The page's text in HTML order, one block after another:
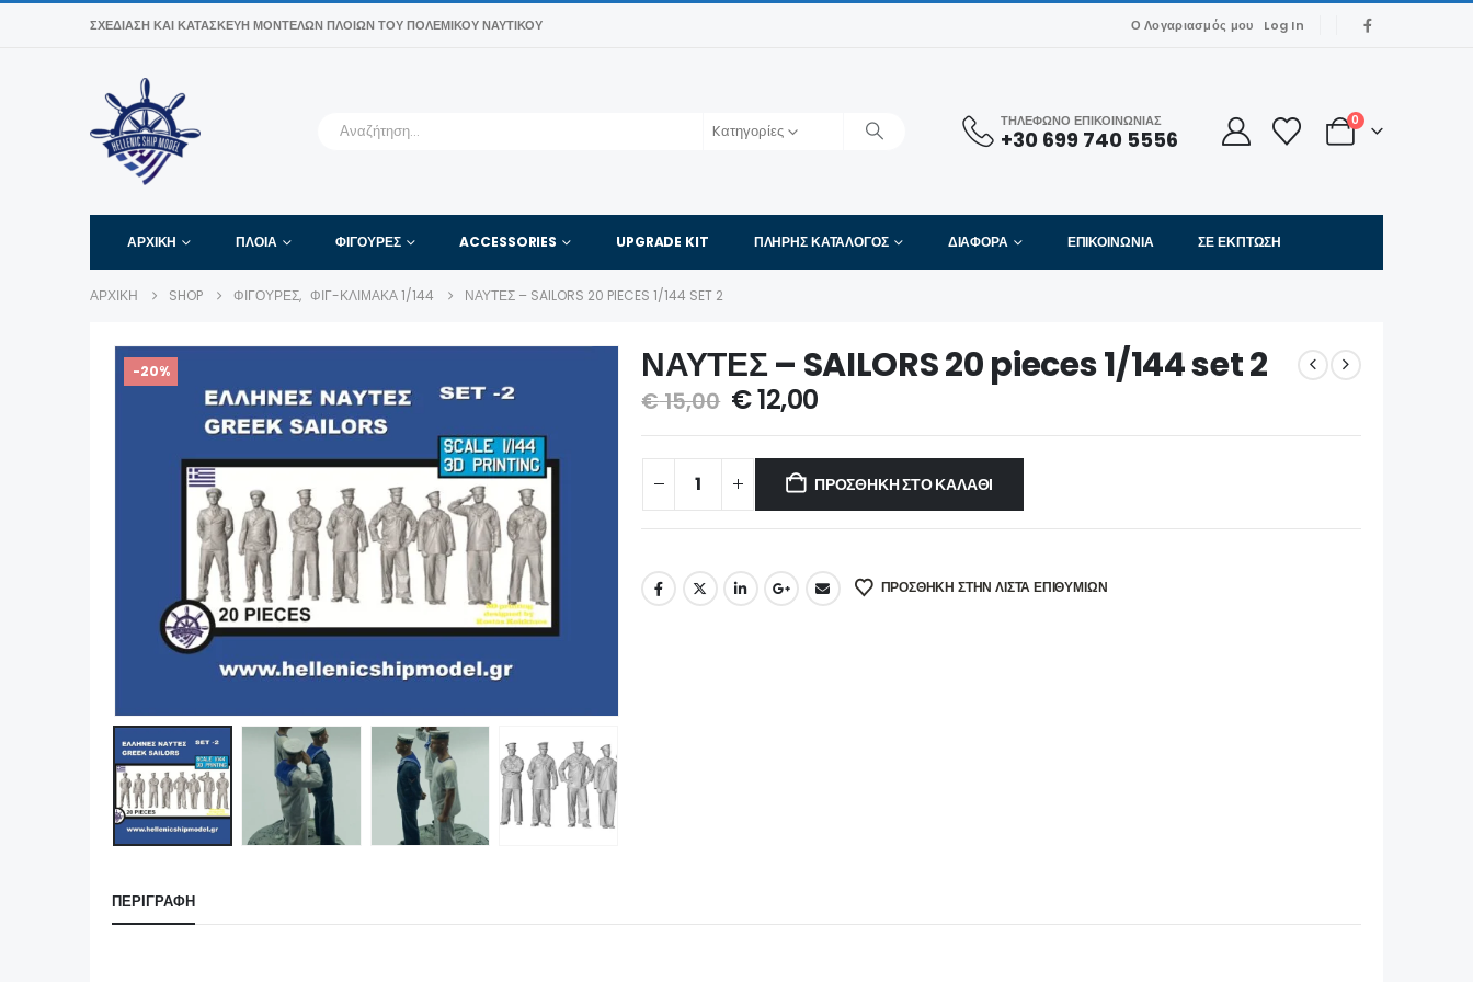
ΣΧΕΔΊΑΣΗ ΚΑΙ ΚΑΤΑΣΚΕΥΉ ΜΟΝΤΈΛΩΝ ΠΛΟΊΩΝ ΤΟΥ ΠΟΛΕΜΙΚΟΎ ΝΑΥΤΙΚΟΎ Ο Λογαριασμός μου Log In
Kατηγορίες ΤΗΛΕΦΩΝΟ ΕΠΙΚΟΙΝΩΝΙΑΣ
+30 699 740 5556
0
ΑΡΧΙΚΉ ΠΛΟΙΑ ΦΙΓΟΎΡΕΣ ACCESSORIES UPGRADE KIT ΠΛΉΡΗΣ ΚΑΤΆΛΟΓΟΣ ΔΙΑΦΟΡΑ ΕΠΙΚΟΙΝΩΝΊΑ ΣΕ ΈΚΠΤΩΣΗ
ΑΡΧΙΚΉ SHOP ΦΙΓΟΥΡΕΣ, ΦΙΓ-ΚΛΊΜΑΚΑ 1/144 ΝΑΥΤΕΣ – SAILORS 20 PIECES 1/144 SET 2
-20% ΝΑΥΤΕΣ – SAILORS 20 pieces 1/144 set 2
€15,00 €12,00
ΠΡΟΣΘΉΚΗ ΣΤΟ ΚΑΛΆΘΙ
ΠΡΌΣΘΉΚΗ ΣΤΗΝ ΛΊΣΤΑ ΕΠΙΘΥΜΙΏΝ
ΠΕΡΙΓΡΑΦΉ